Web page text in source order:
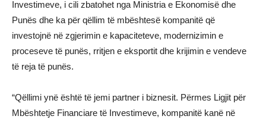
Investimeve, i cili zbatohet nga Ministria e Ekonomisë dhe
Punës dhe ka për qëllim të mbështesë kompanitë që
investojnë në zgjerimin e kapaciteteve, modernizimin e
proceseve të punës, rritjen e eksportit dhe krijimin e vendeve
të reja të punës.
“Qëllimi ynë është të jemi partner i biznesit. Përmes Ligjit për
Mbështetje Financiare të Investimeve, kompanitë kanë në